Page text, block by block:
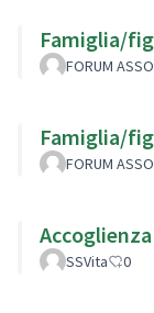
Famiglia/
FORUM
Famiglia/
FORUM
SSVita 0